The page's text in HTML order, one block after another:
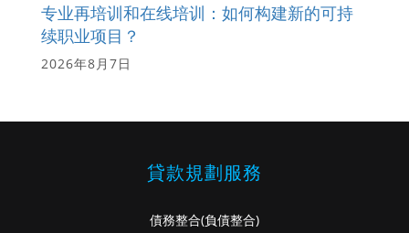
专业再培训和在线培训：如何构建新的可持
续职业项目？
2026年8月7日
貸款規劃服務
債務整合(負債整合)